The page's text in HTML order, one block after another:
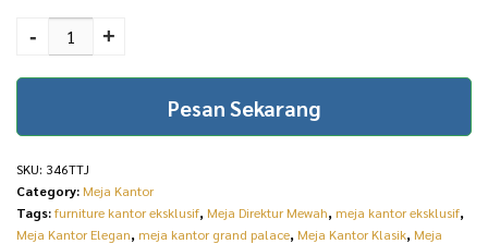
Grand Palace Odessa
346TTJ quantity
- +
Pesan Sekarang
SKU: 346TTJ
Category: Meja Kantor
Tags:furniture kantor eksklusif, Meja Direktur Mewah, meja kantor eksklusif,
Meja Kantor Elegan, meja kantor grand palace, Meja Kantor Klasik, Meja